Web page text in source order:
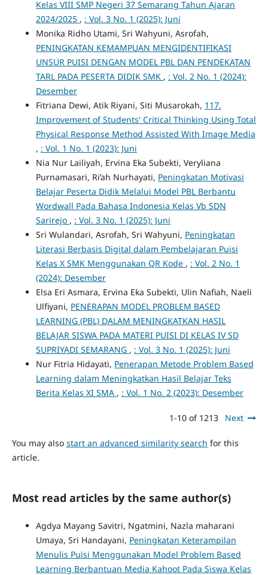
Kelas VIII SMP Negeri 37 Semarang Tahun Ajaran
2024/2025 , : Vol. 3 No. 1 (2025): Juni
Monika Ridho Utami, Sri Wahyuni, Asrofah,
PENINGKATAN KEMAMPUAN MENGIDENTIFIKASI
UNSUR PUISI DENGAN MODEL PBL DAN PENDEKATAN
TARL PADA PESERTA DIDIK SMK , : Vol. 2 No. 1 (2024):
Desember
Fitriana Dewi, Atik Riyani, Siti Musarokah, 117.
Improvement of Students' Critical Thinking Using Total
Physical Response Method Assisted With Image Media
, : Vol. 1 No. 1 (2023): Juni
Nia Nur Lailiyah, Ervina Eka Subekti, Veryliana
Purnamasari, Ri’ah Nurhayati, Peningkatan Motivasi
Belajar Peserta Didik Melalui Model PBL Berbantu
Wordwall Pada Bahasa Indonesia Kelas Vb SDN
Sarirejo , : Vol. 3 No. 1 (2025): Juni
Sri Wulandari, Asrofah, Sri Wahyuni, Peningkatan
Literasi Berbasis Digital dalam Pembelajaran Puisi
Kelas X SMK Menggunakan QR Kode , : Vol. 2 No. 1
(2024): Desember
Elsa Eri Asmara, Ervina Eka Subekti, Ulin Nafiah, Naeli
Ulfiyani, PENERAPAN MODEL PROBLEM BASED
LEARNING (PBL) DALAM MENINGKATKAN HASIL
BELAJAR SISWA PADA MATERI PUISI DI KELAS IV SD
SUPRIYADI SEMARANG , : Vol. 3 No. 1 (2025): Juni
Nur Fitria Hidayati, Penerapan Metode Problem Based
Learning dalam Meningkatkan Hasil Belajar Teks
Berita Kelas XI SMA , : Vol. 1 No. 2 (2023): Desember
1-10 of 1213 Next
You may also start an advanced similarity search for this
article.
Most read articles by the same author(s)
Agdya Mayang Savitri, Ngatmini, Nazla maharani
Umaya, Sri Handayani, Peningkatan Keterampilan
Menulis Puisi Menggunakan Model Problem Based
Learning Berbantuan Media Kahoot Pada Siswa Kelas